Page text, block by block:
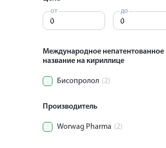
от до
Международное непатентованное
название на кириллице
Бисопролол (2)
Производитель
Worwag Pharma (2)